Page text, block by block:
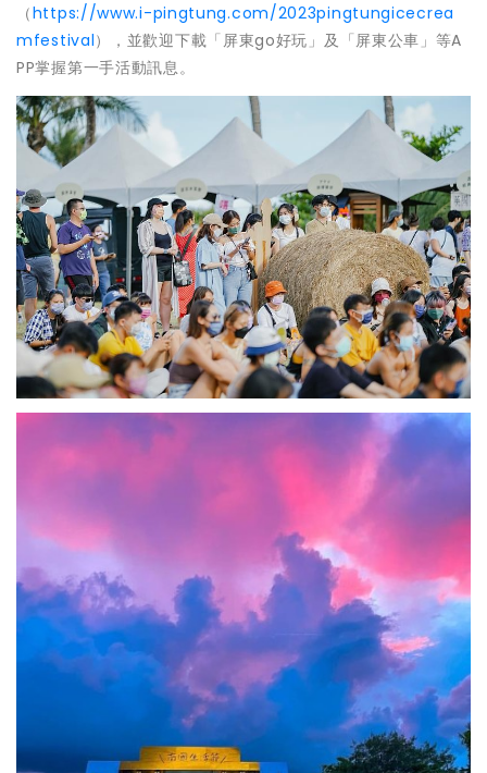
（https://www.i-pingtung.com/2023pingtungicecrea
mfestival），並歡迎下載「屏東go好玩」及「屏東公車」等A
PP掌握第一手活動訊息。